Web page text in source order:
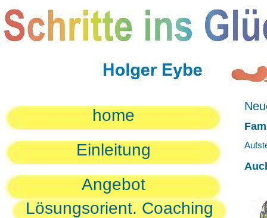
home
Einleitung
Angebot
Lösungsorient. Coaching